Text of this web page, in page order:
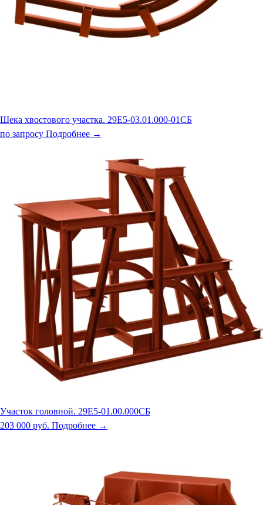
Щека хвостового участка. 29Е5-03.01.000-01СБ
по запросу Подробнее →
Участок головной. 29Е5-01.00.000СБ
203 000 руб. Подробнее →